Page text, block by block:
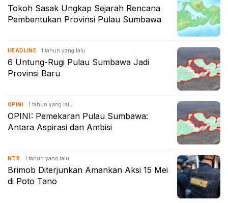
Tokoh Sasak Ungkap Sejarah Rencana
Pembentukan Provinsi Pulau Sumbawa
HEADLINE 1 tahun yang lalu
6 Untung-Rugi Pulau Sumbawa Jadi
Provinsi Baru
OPINI 1 tahun yang lalu
OPINI: Pemekaran Pulau Sumbawa:
Antara Aspirasi dan Ambisi
NTB 1 tahun yang lalu
Brimob Diterjunkan Amankan Aksi 15 Mei
di Poto Tano